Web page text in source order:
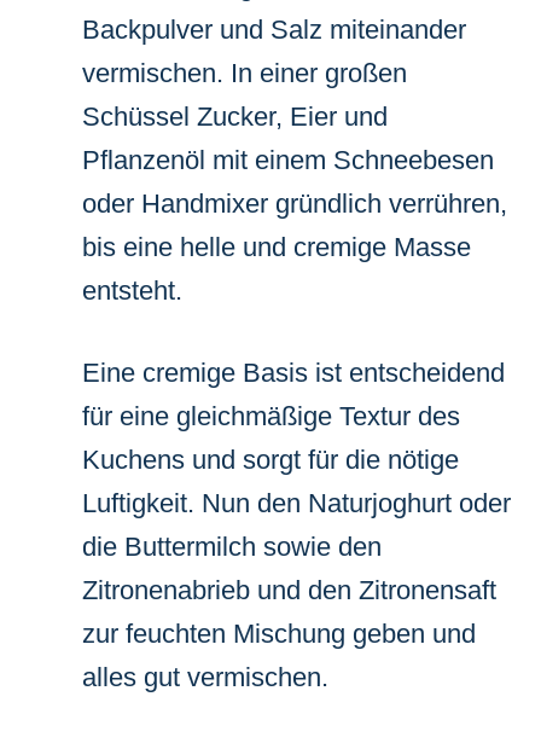
Backpulver und Salz miteinander
vermischen. In einer großen
Schüssel Zucker, Eier und
Pflanzenöl mit einem Schneebesen
oder Handmixer gründlich verrühren,
bis eine helle und cremige Masse
entsteht.
Eine cremige Basis ist entscheidend
für eine gleichmäßige Textur des
Kuchens und sorgt für die nötige
Luftigkeit. Nun den Naturjoghurt oder
die Buttermilch sowie den
Zitronenabrieb und den Zitronensaft
zur feuchten Mischung geben und
alles gut vermischen.